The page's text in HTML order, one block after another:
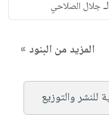
لـجلال الصلاحي
المزيد من البنود »
للنشر والتوزيع